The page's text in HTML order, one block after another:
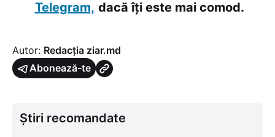
Telegram, dacă îți este mai comod.
Autor: Redacția ziar.md
Abonează-te
Știri recomandate